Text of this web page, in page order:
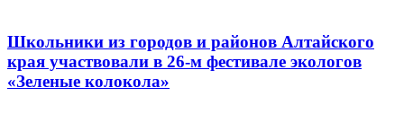
Школьники из городов и районов Алтайского
края участвовали в 26-м фестивале экологов
«Зеленые колокола»